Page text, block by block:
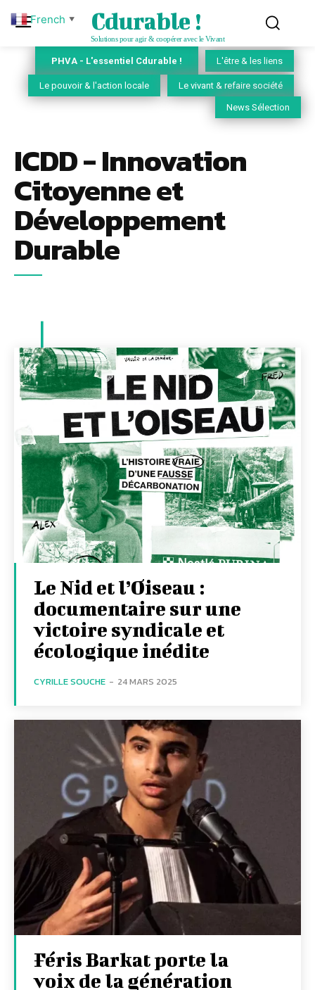
Cdurable !
Solutions pour agir & coopérer avec le Vivant
PHVA - L'essentiel Cdurable ! L'être & les liens
Le pouvoir & l'action locale Le vivant & refaire société
News Sélection
ICDD - Innovation
Citoyenne et
Développement
Durable
Le Nid et l’Oiseau :
documentaire sur une
victoire syndicale et
écologique inédite
CYRILLE SOUCHE - 24 MARS 2025
Féris Barkat porte la
voix de la génération
French ▼